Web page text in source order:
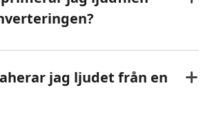
jag ljudet från en